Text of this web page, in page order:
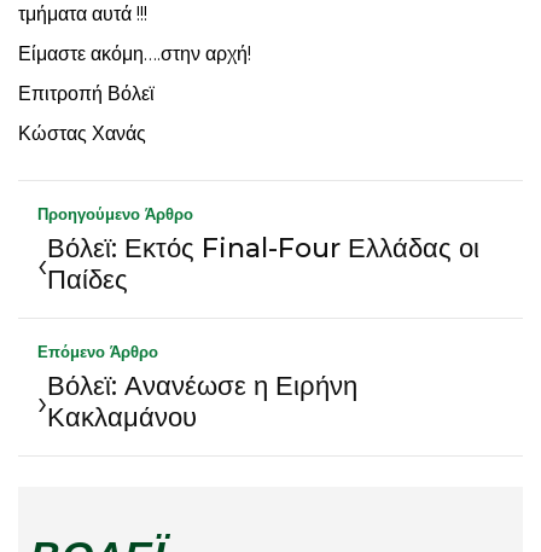
τμήματα αυτά !!!
Είμαστε ακόμη….στην αρχή!
Επιτροπή Βόλεϊ
Κώστας Χανάς
Προηγούμενο Άρθρο
‹Βόλεϊ: Εκτός Final-Four Ελλάδας οι
Παίδες
Επόμενο Άρθρο
›Βόλεϊ: Ανανέωσε η Ειρήνη
Κακλαμάνου